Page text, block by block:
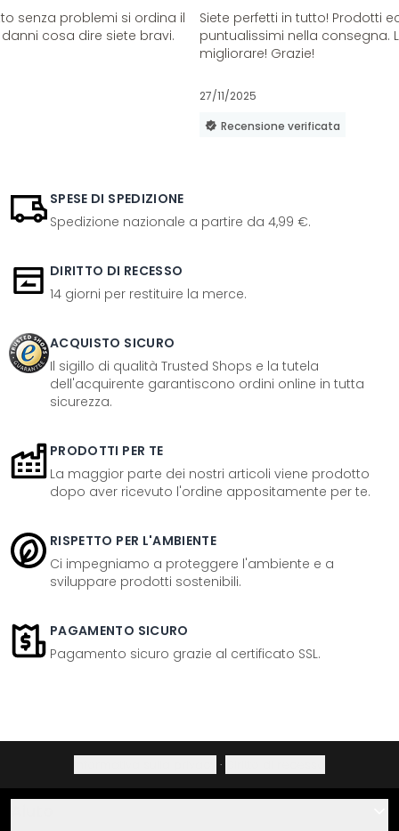
senza problemi si ordina il
cosa dire siete bravi.
Siete perfetti in tutto! Prodotti
puntualissimi nella consegna.
migliorare! Grazie!
27/11/2025
Recensione verificata
SPESE DI SPEDIZIONE
Spedizione nazionale a partire da 4,99 €.
DIRITTO DI RECESSO
14 giorni per restituire la merce.
ACQUISTO SICURO
Il sigillo di qualità Trusted Shops e la tutela
dell'acquirente garantiscono ordini online in tutta
sicurezza.
PRODOTTI PER TE
La maggior parte dei nostri articoli viene prodotto
dopo aver ricevuto l'ordine appositamente per te.
RISPETTO PER L'AMBIENTE
Ci impegniamo a proteggere l'ambiente e a
sviluppare prodotti sostenibili.
PAGAMENTO SICURO
Pagamento sicuro grazie al certificato SSL.
·